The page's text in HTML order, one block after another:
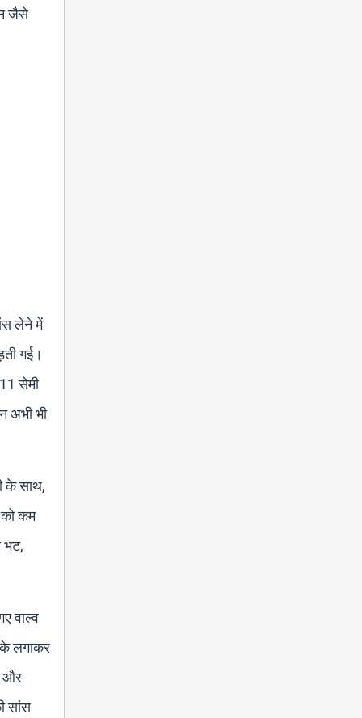
जैसे
लेने में
गई।
सेमी
अभी भी
के साथ,
को कम
भट,
वाल्व
लगाकर
और
सांस